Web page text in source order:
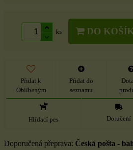
ks DO
Přidat k
Oblíbeným
Přidat do
seznamu
Hlídací pes Doručení
Česká pošta -